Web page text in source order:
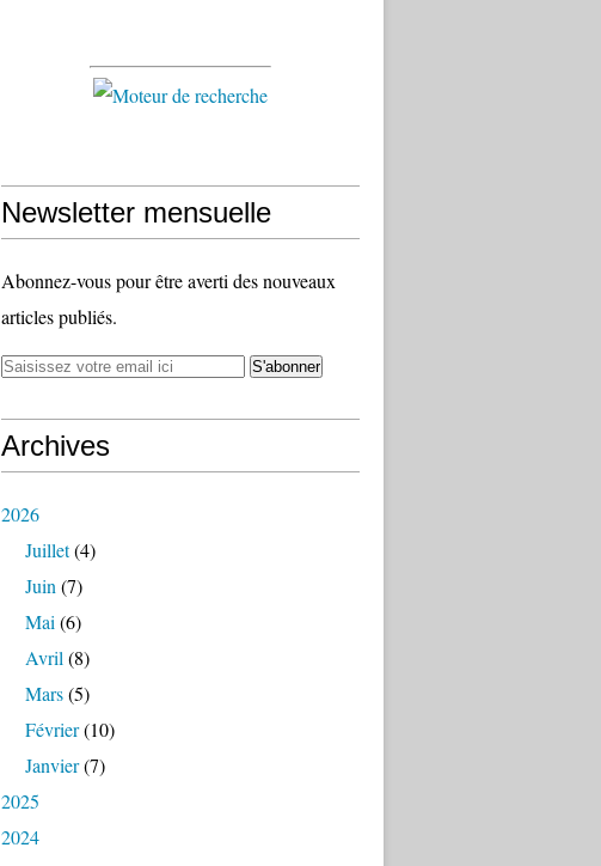
Newsletter mensuelle
Abonnez-vous pour être averti des nouveaux
articles publiés.
Archives
2026
Juillet(4)
Juin (7)
Mai (6)
Avril (8)
Mars(5)
Février(10)
Janvier(7)
2025
2024